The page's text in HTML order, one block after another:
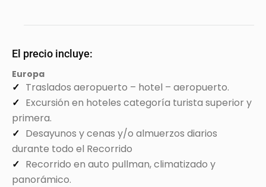
El precio incluye:
Europa
Traslados aeropuerto – hotel – aeropuerto.
Excursión en hoteles categoría turista superior y
primera.
Desayunos y cenas y/o almuerzos diarios
durante todo el Recorrido
Recorrido en auto pullman, climatizado y
panorámico.